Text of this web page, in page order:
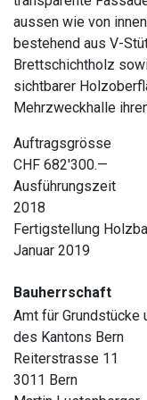
aussen wie von
bestehend aus V-
Brettschichtholz
sichtbarer
Mehrzweckhalle
Auftragsgrösse
CHF 682'300.—
Ausführungszeit
2018
Fertigstellung
Januar 2019
Bauherrschaft
Amt für Grundstücke
des Kantons Bern
Reiterstrasse 11
3011 Bern